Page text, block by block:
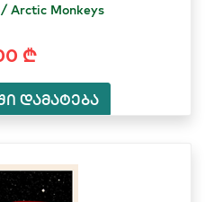
Arctic Monkeys
₾
დამატება